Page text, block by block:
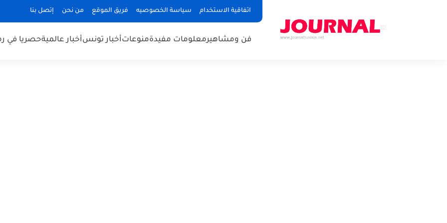
اتفاقية الاستخدام سياسة الخصوصيه فريق الموقع من نحن إتصل بنا
فن ومشاهيرمعلومات مفيدةمنوعاتأخبار تونسأخبار عالميةحصريا في